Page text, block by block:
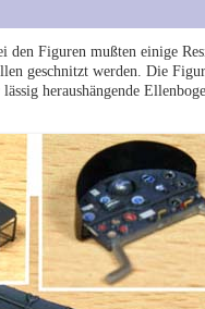
den Figuren mußten einige
geschnitzt werden. Die
heraushängende